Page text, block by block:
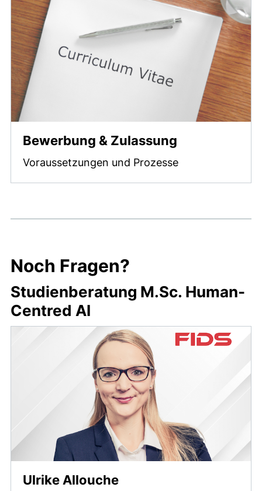
Bewerbung & Zulassung
Voraussetzungen und Prozesse
Noch Fragen?
Studienberatung M.Sc. Human-
Centred AI
Ulrike Allouche